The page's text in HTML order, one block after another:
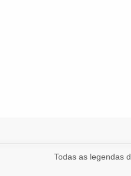
Todas as legendas